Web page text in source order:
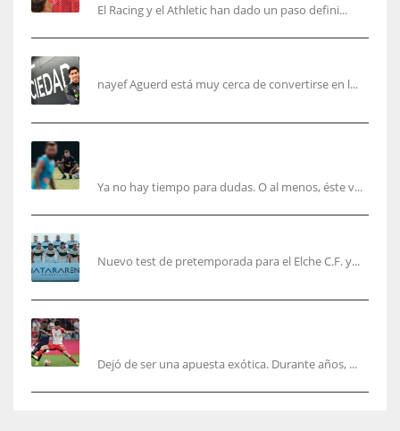
El Racing y el Athletic han dado un paso defini...
nayef Aguerd está muy cerca de convertirse en l...
Ya no hay tiempo para dudas. O al menos, éste v...
Nuevo test de pretemporada para el Elche C.F. y...
Dejó de ser una apuesta exótica. Durante años, ...